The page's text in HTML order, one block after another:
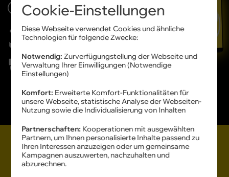
Nachhaltig& preiswert
24 MonateGewährleistung
Professionell
aufbereitet
GeprüfteQualität
Mit Zubehör aus
ursprünglichem Lieferumfang
Refurbished Samsung Geräte mit
Vertrag
Cookie-Einstellungen
Diese Webseite verwendet Cookies und ähnliche
Technologien für folgende Zwecke:
Notwendig: Zurverfügungstellung der Webseite und
Verwaltung Ihrer Einwilligungen (Notwendige
Einstellungen)
Komfort: Erweiterte Komfort-Funktionalitäten für
unsere Webseite, statistische Analyse der Webseiten-
Nutzung sowie die Individualisierung von Inhalten
Partnerschaften: Kooperationen mit ausgewählten
Partnern, um Ihnen personalisierte Inhalte passend zu
Ihren Interessen anzuzeigen oder um gemeinsame
Kampagnen auszuwerten, nachzuhalten und
abzurechnen.